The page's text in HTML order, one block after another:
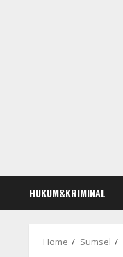
HUKUM&KRIMINAL
Home Sumsel